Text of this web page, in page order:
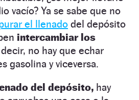
vacío? Ya se sabe que no
el llenado del depósito
intercambiar los
decir, no hay que echar
gasolina y viceversa.
del depósito, hay